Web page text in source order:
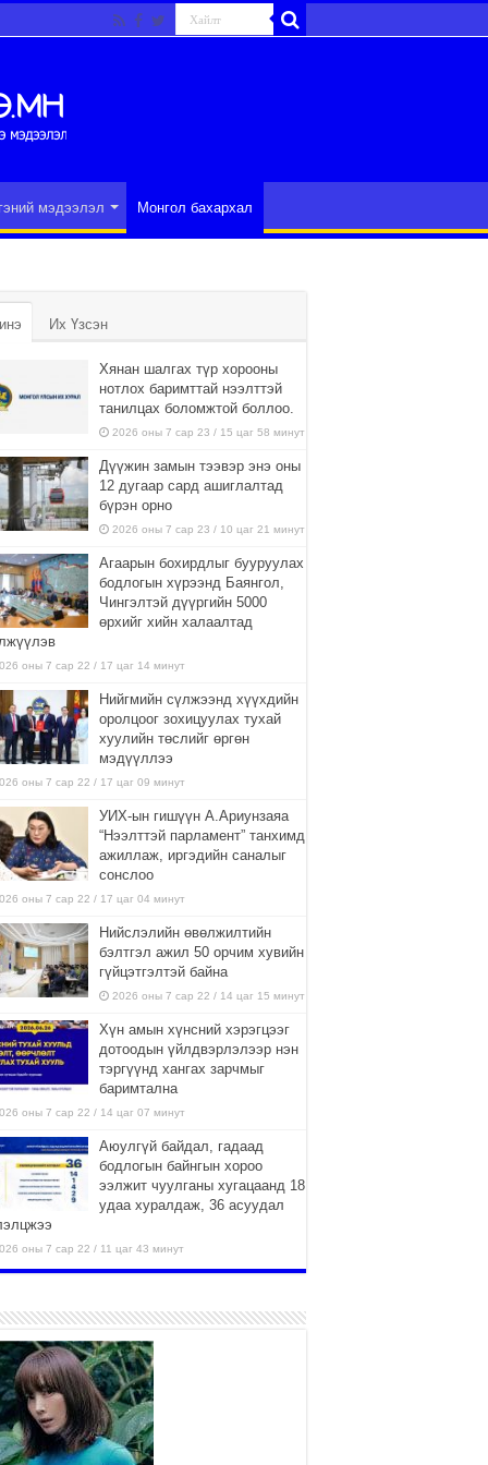
мэдээлэл Монгол бахархал
Их Үзсэн
Хянан шалгах түр хорооны
нотлох баримттай нээлттэй
танилцах боломжтой боллоо.
2026 оны 7 сар 23 / 15 цаг 58 минут
Дүүжин замын тээвэр энэ оны
12 дугаар сард ашиглалтад
бүрэн орно
2026 оны 7 сар 23 / 10 цаг 21 минут
Агаарын бохирдлыг бууруулах
бодлогын хүрээнд Баянгол,
Чингэлтэй дүүргийн 5000
өрхийг хийн халаалтад
оны 7 сар 22 / 17 цаг 14 минут
Нийгмийн сүлжээнд хүүхдийн
оролцоог зохицуулах тухай
хуулийн төслийг өргөн
мэдүүллээ
оны 7 сар 22 / 17 цаг 09 минут
УИХ-ын гишүүн А.Ариунзаяа
“Нээлттэй парламент” танхимд
ажиллаж, иргэдийн саналыг
сонслоо
оны 7 сар 22 / 17 цаг 04 минут
Нийслэлийн өвөлжилтийн
бэлтгэл ажил 50 орчим хувийн
гүйцэтгэлтэй байна
2026 оны 7 сар 22 / 14 цаг 15 минут
Хүн амын хүнсний хэрэгцээг
дотоодын үйлдвэрлэлээр нэн
тэргүүнд хангах зарчмыг
баримтална
оны 7 сар 22 / 14 цаг 07 минут
Аюулгүй байдал, гадаад
бодлогын байнгын хороо
ээлжит чуулганы хугацаанд 18
удаа хуралдаж, 36 асуудал
оны 7 сар 22 / 11 цаг 43 минут
боломжтой-Хүүхэд хөгжүүлэх
төв” байгуулах төсөлд төр,
хэвшлийн түншлэлийн хүрээнд хамтран
урьж байна
оны 7 сар 22 / 9 цаг 28 минут
Б.Пүрэвдагва: “Урт цагаан”-ыг
залуучууд чөлөөт цагаа